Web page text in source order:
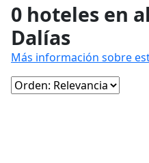
0 hoteles en
Dalías
Más información sobre